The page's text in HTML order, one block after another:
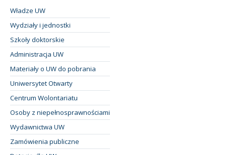
Władze UW
Wydziały i jednostki
Szkoły doktorskie
Administracja UW
Materiały o UW do pobrania
Uniwersytet Otwarty
Centrum Wolontariatu
Osoby z niepełnosprawnościami
Wydawnictwa UW
Zamówienia publiczne